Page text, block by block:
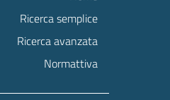
Ricerca semplice
Ricerca avanzata
Normattiva